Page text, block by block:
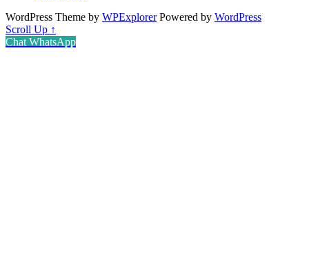
WordPress Theme by WPExplorerPowered by WordPress
Scroll Up ↑
Chat WhatsApp